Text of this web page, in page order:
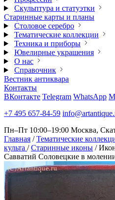
Скульптура и статуэтки
Старинные карты и планы
Столовое серебро
Тематические коллекции
Техника и приборы
Ювелирные украшения
О нас
Справочник
Вестник антиквара
Контакты
ВКонтакте Telegram WhatsApp
+7 495 657-84-59
Пн–Пт 10:00–19:00 Москва,
Главная / Тематические
культа / Старинные иконы /
Савватий Соловецкие в